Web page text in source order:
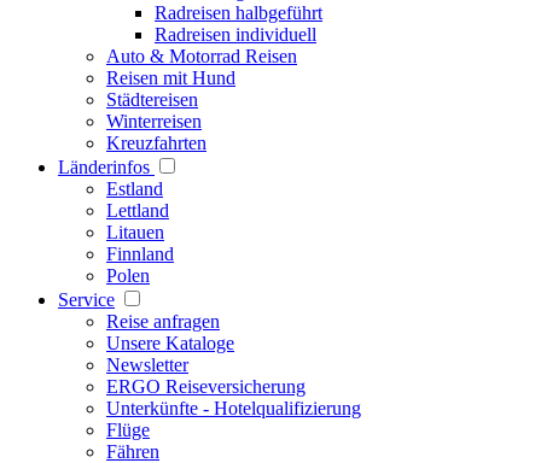
Radreisen halbgeführt
Radreisen individuell
Auto & Motorrad Reisen
Reisen mit Hund
Städtereisen
Winterreisen
Kreuzfahrten
Länderinfos
Estland
Lettland
Litauen
Finnland
Polen
Service
Reise anfragen
Unsere Kataloge
Newsletter
ERGO Reiseversicherung
Unterkünfte - Hotelqualifizierung
Flüge
Fähren